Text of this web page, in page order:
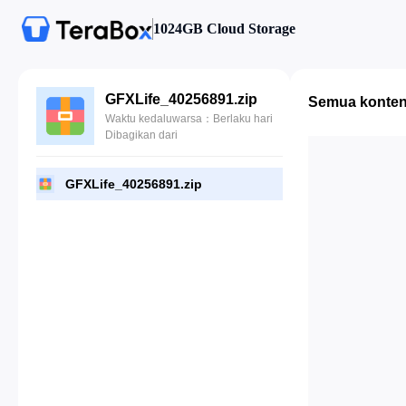
1024GB Cloud Storage
GFXLife_40256891.zip
Waktu kedaluwarsa：Berlaku hari
Dibagikan dari
GFXLife_40256891.zip
Semua